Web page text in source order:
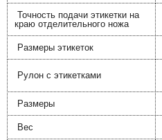
Точность подачи этикетки на
краю отделительного ножа
Размеры этикеток
Рулон с этикетками
Размеры
Вес